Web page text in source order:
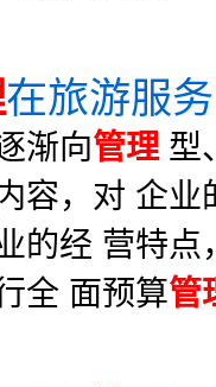
在旅游服
渐向管理型
容，对 企
的经 营特
全 面预算管